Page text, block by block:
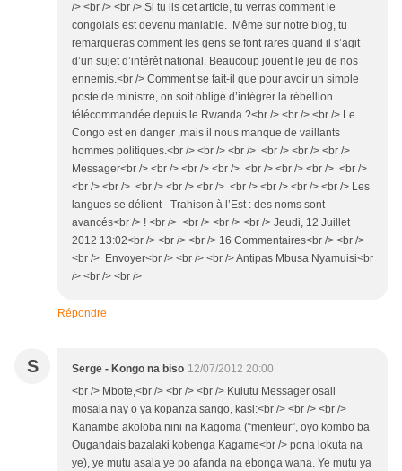
/> <br /> <br /> Si tu lis cet article, tu verras comment le
congolais est devenu maniable. Même sur notre blog, tu
remarqueras comment les gens se font rares quand il s’agit
d’un sujet d’intérêt national. Beaucoup jouent le jeu de nos
ennemis.<br /> Comment se fait-il que pour avoir un simple
poste de ministre, on soit obligé d’intégrer la rébellion
télécommandée depuis le Rwanda ?<br /> <br /> <br /> Le
Congo est en danger ,mais il nous manque de vaillants
hommes politiques.<br /> <br /> <br /> <br /> <br /> <br />
Messager<br /> <br /> <br /> <br /> <br /> <br /> <br /> <br />
<br /> <br /> <br /> <br /> <br /> <br /> <br /> <br /> <br /> Les
langues se délient - Trahison à l’Est : des noms sont
avancés<br /> ! <br /> <br /> <br /> <br /> Jeudi, 12 Juillet
2012 13:02<br /> <br /> <br /> 16 Commentaires<br /> <br />
<br /> Envoyer<br /> <br /> <br /> Antipas Mbusa Nyamuisi<br
/> <br /> <br />
Répondre
S Serge - Kongo na biso 12/07/2012 20:00
<br /> Mbote,<br /> <br /> <br /> Kulutu Messager osali
mosala nay o ya kopanza sango, kasi:<br /> <br /> <br />
Kanambe akoloba nini na Kagoma (“menteur”, oyo kombo ba
Ougandais bazalaki kobenga Kagame<br /> pona lokuta na
ye), ye mutu asala ye po afanda na ebonga wana. Ye mutu ya